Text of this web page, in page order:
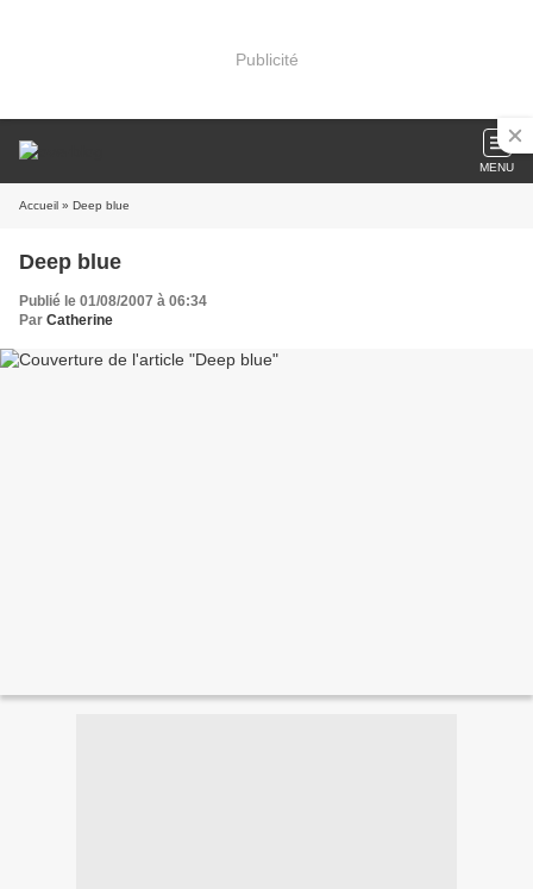
Publicité
MENU
Accueil » Deep blue
Deep blue
Publié le 01/08/2007 à 06:34
Par Catherine